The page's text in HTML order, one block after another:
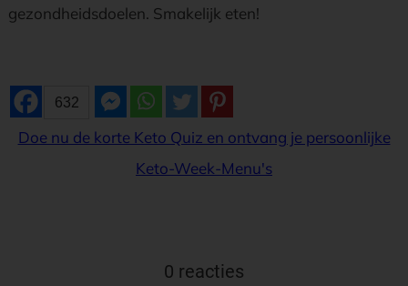
gezondheidsdoelen. Smakelijk eten!
632
Doe nu de korte Keto Quiz en ontvang je persoonlijke
Keto-Week-Menu's
0 reacties